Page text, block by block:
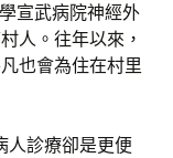
宣武病院神經外
人。往年以來，
也會為住在村里
人診療卻是更便